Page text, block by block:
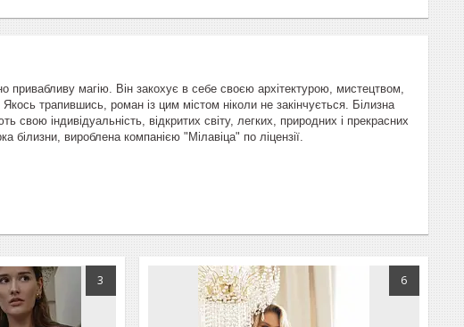
привабливу магію. Він закохує в себе своєю архітектурою, мистецтвом,
трапившись, роман із цим містом ніколи не закінчується. Білизна
індивідуальність, відкритих світу, легких, природних і прекрасних
вироблена компанією "Мілавіца" по ліцензії.
3 6